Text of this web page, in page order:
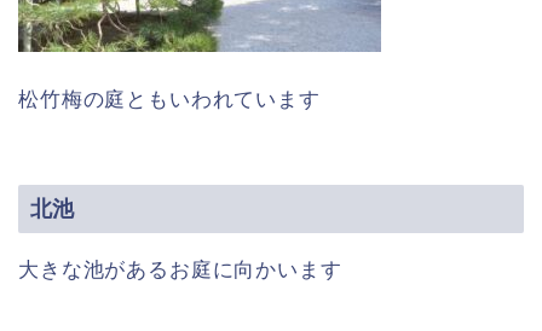
松竹梅の庭ともいわれています
北池
大きな池があるお庭に向かいます